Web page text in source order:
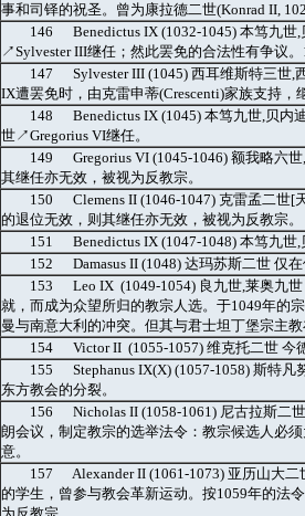
事和司铎的祝圣。曾为康拉德二世(Konrad II,
146 Benedictus IX (1032-1045) 本笃九世
↗Sylvester III继任；然此罢免的合法性有争议
147 Sylvester III (1045) 西耳维斯特三世,
IX遭罢免时，由克雷申蒂(Crescenti)家族支持，
148 Benedictus IX (1045) 本笃九世,贝内
世↗Gregorius VI继任。
149 Gregorius VI (1045-1046) 额我略六
其继任亦无效，被视为反教宗。
150 Clemens II (1046-1047) 克雷孟二世[
的退位无效，则其继任亦无效，被视为反教宗。
151 Benedictus IX (1047-1048) 本笃九世
152 Damasus II (1048) 达玛苏斯二世 仅
153 Leo IX (1049-1054) 良九世,莱奥九世
就，而成为众望所归的教宗人选。于1049年的
曼与南意大利的冲突。但其与君士坦丁堡宗主
154 Victor II (1055-1057) 维克托二世 今
155 Stephanus IX(X) (1057-1058) 斯特凡
东方教会的分裂。
156 Nicholas II (1058-1061) 尼古拉斯二
朗会议，制定教宗的选举法令：教宗候选人必
意。
157 Alexander II (1061-1073) 亚历山大
的学生，曾参与教会革新运动。按1059年的法